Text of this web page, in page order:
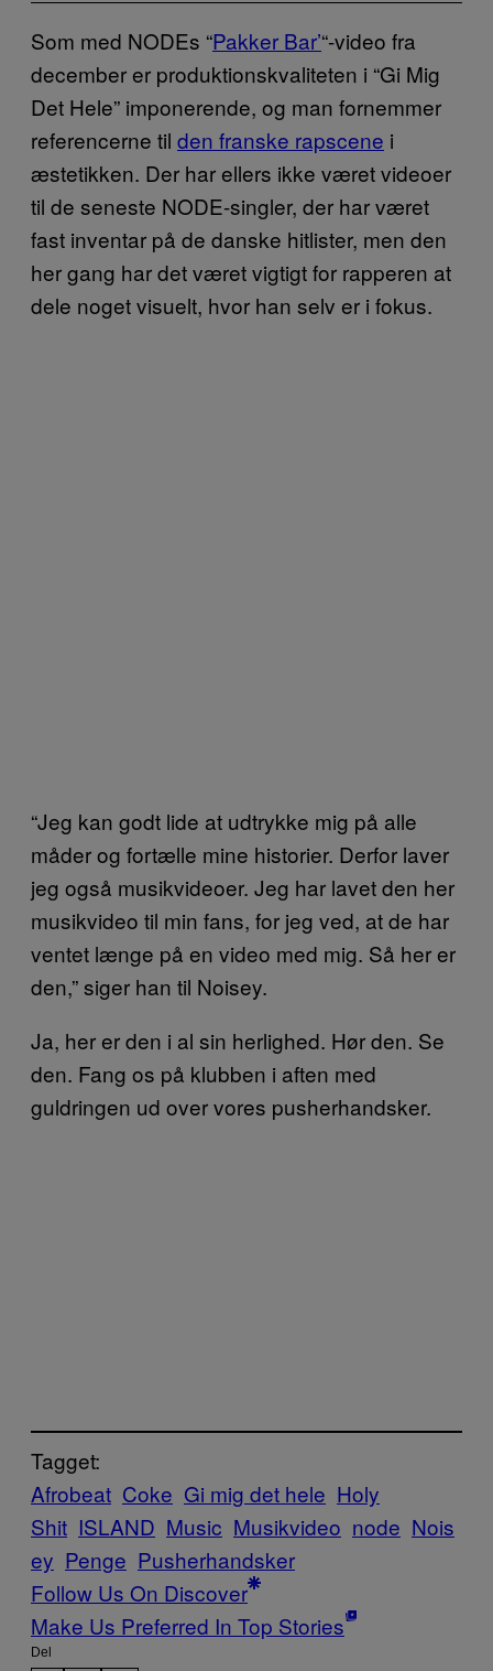
Som med NODEs “Pakker Bar’“-video fra
december er produktionskvaliteten i “Gi Mig
Det Hele” imponerende, og man fornemmer
referencerne til den franske rapscene i
æstetikken. Der har ellers ikke været videoer
til de seneste NODE-singler, der har været
fast inventar på de danske hitlister, men den
her gang har det været vigtigt for rapperen at
dele noget visuelt, hvor han selv er i fokus.
“Jeg kan godt lide at udtrykke mig på alle
måder og fortælle mine historier. Derfor laver
jeg også musikvideoer. Jeg har lavet den her
musikvideo til min fans, for jeg ved, at de har
ventet længe på en video med mig. Så her er
den,” siger han til Noisey.
Ja, her er den i al sin herlighed. Hør den. Se
den. Fang os på klubben i aften med
guldringen ud over vores pusherhandsker.
Tagget:
Afrobeat Coke Gi mig det hele Holy
Shit ISLAND Music Musikvideo node Nois
ey Penge Pusherhandsker
Follow Us On Discover
Make Us Preferred In Top Stories
Del